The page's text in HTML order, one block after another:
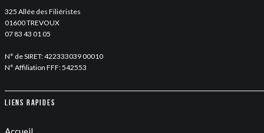
325 Allée des Filiéristes
01600 TREVOUX
07 83 43 01 05
N° de SIRET: 422333039 00010
N° Affiliation FFF: 542553
Liens rapides